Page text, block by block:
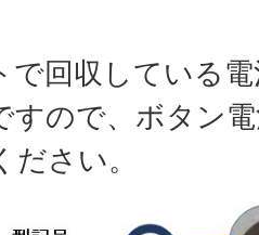
で回収している
すので、ボタン
さい。